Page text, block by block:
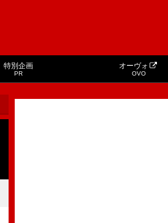
特別企画
PR
オーヴォ
OVO